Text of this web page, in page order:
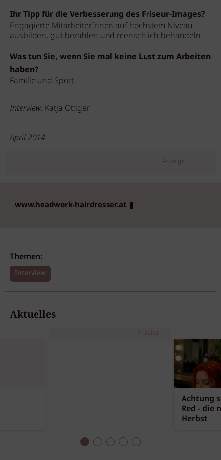
Ihr Tipp für die Verbesserung des Friseur-Images?
Engagierte MitarbeiterInnen auf höchstem Niveau
ausbilden, gut bezahlen und menschlich behandeln.
Was tun Sie, wenn Sie mal keine Lust zum Arbeiten
haben?
Familie und Sport.
Interview: Katja Ottiger
April 2014
Anzeige
www.headwork-hairdresser.at
Themen:
Interview
Aktuelles
Anzeige
Achtung
Red - die
Herbst